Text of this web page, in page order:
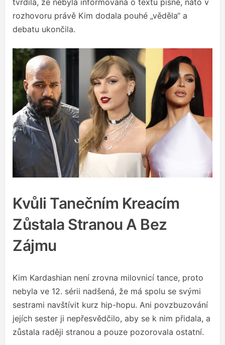
tvrdila, že nebyla informovaná o textu písně, nato v
rozhovoru právě Kim dodala pouhé „věděla“ a
debatu ukončila.
Kvůli Tanečním Kreacím
Zůstala Stranou A Bez
Zájmu
Kim Kardashian není zrovna milovnicí tance, proto
nebyla ve 12. sérii nadšená, že má spolu se svými
sestrami navštívit kurz hip-hopu. Ani povzbuzování
jejích sester ji nepřesvědčilo, aby se k nim přidala, a
zůstala raději stranou a pouze pozorovala ostatní.